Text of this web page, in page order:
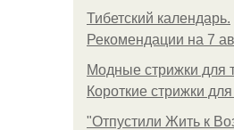
Тибетский календарь.
Рекомендации на 7
Модные стрижки для
Короткие стрижки
"Отпустили Жить к